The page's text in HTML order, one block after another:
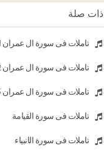
ذات صلة
تأملات فى سورة آل عمران 1
تأملات فى سورة آل عمران 2
تأملات فى سورة آل عمران 3
تأملات فى سورة القيامة
تأملات فى سورة الأنبياء